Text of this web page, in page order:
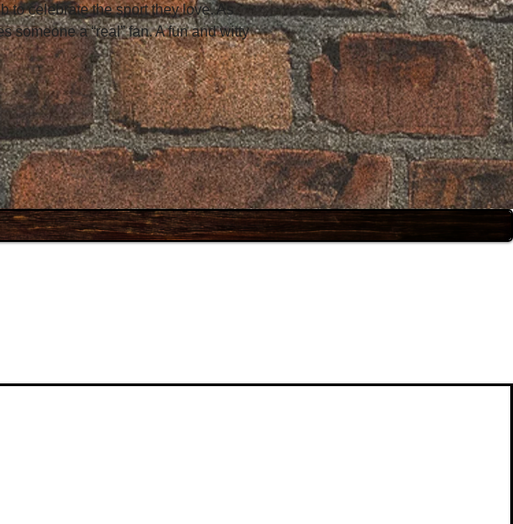
to celebrate the sport they love. As
someone a “real” fan. A fun and witty